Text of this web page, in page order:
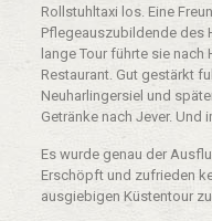
Rollstuhltaxi los. Eine
Pflegeauszubildende des
lange Tour führte sie
Restaurant. Gut gestärkt
Neuharlingersiel und
Getränke nach Jever. Und
Es wurde genau der
Erschöpft und zufrieden
ausgiebigen Küstentour